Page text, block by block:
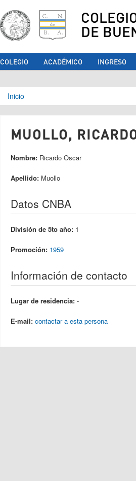
DE
COLEGIO ACADÉMICO INGRESO
Se encuentra
Inicio
MUOLLO,
Nombre: Ricardo Oscar
Apellido: Muollo
Datos CNBA
División de 5to año: 1
Promoción: 1959
Información de contacto
Lugar de residencia: -
E-mail: contactar a esta persona